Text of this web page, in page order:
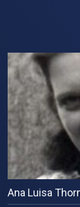
Ana Luisa